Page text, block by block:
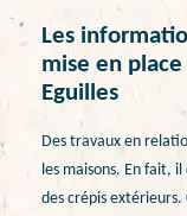
Les
mise en
Eguilles
Des travaux en
les maisons. En fait,
des crépis extérieurs.